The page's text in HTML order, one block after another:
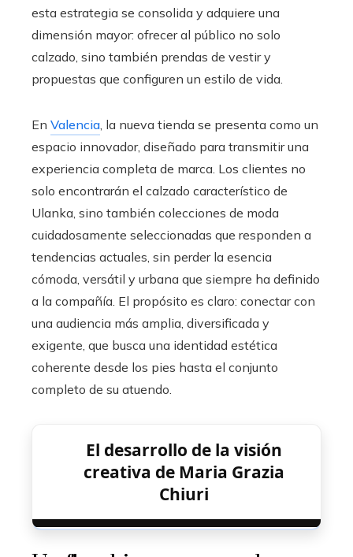
esta estrategia se consolida y adquiere una
dimensión mayor: ofrecer al público no solo
calzado, sino también prendas de vestir y
propuestas que configuren un estilo de vida.
En Valencia, la nueva tienda se presenta como un
espacio innovador, diseñado para transmitir una
experiencia completa de marca. Los clientes no
solo encontrarán el calzado característico de
Ulanka, sino también colecciones de moda
cuidadosamente seleccionadas que responden a
tendencias actuales, sin perder la esencia
cómoda, versátil y urbana que siempre ha definido
a la compañía. El propósito es claro: conectar con
una audiencia más amplia, diversificada y
exigente, que busca una identidad estética
coherente desde los pies hasta el conjunto
completo de su atuendo.
El desarrollo de la visión
creativa de Maria Grazia
Chiuri